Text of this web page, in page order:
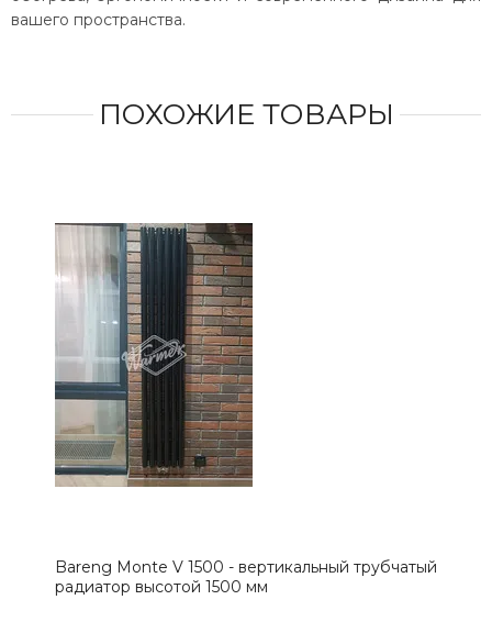
вашего пространства.
ПОХОЖИЕ ТОВАРЫ
Bareng Monte V 1500 - вертикальный трубчатый
радиатор высотой 1500 мм